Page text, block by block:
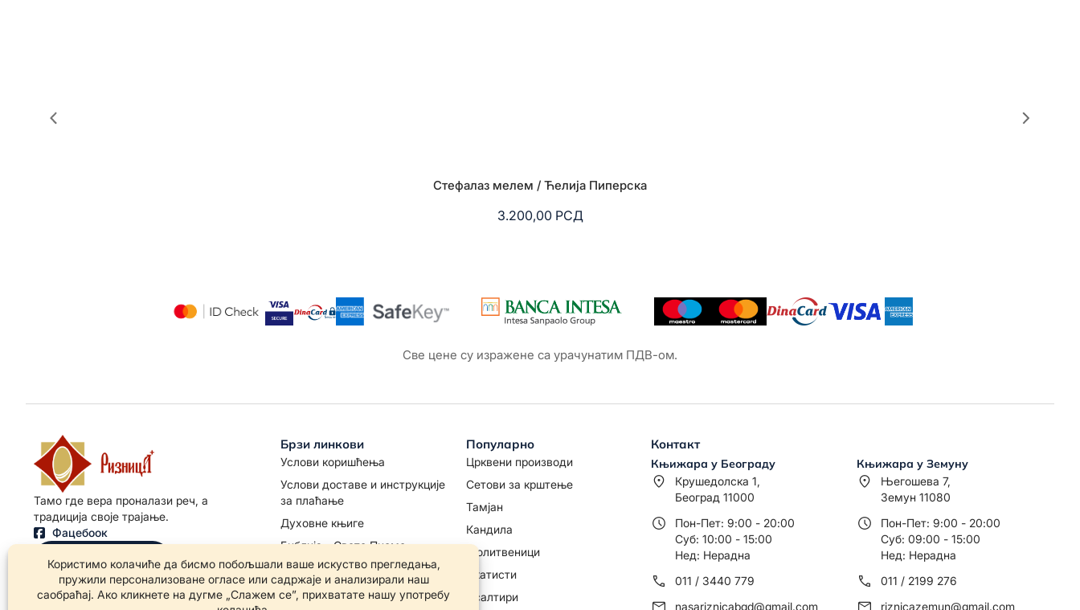
Стефалаз мелем / Ћелија Пиперска
3.200,00 РСД
Све цене су изражене са урачунатим ПДВ-ом.
Тамо где вера проналази реч, а
традиција своје трајање.
Фацебоок
Позовите нас
Брзи линкови
Услови коришћења
Услови доставе и инструкције
за плаћање
Духовне књиге
Библија - Свето Писмо
Иконе
Иконе Богородице
Популарно
Црквени производи
Сетови за крштење
Тамјан
Кандила
Молитвеници
Акатисти
Псалтири
Контакт
Књижара у Београду
Крушедолска 1,
Београд 11000
Пон-Пет: 9:00 - 20:00
Суб: 10:00 - 15:00
Нед: Нерадна
011 / 3440 779
nasariznicabgd@gmail.com
Књижара у Земуну
Његошева 7,
Земун 11080
Пон-Пет: 9:00 - 20:00
Суб: 09:00 - 15:00
Нед: Нерадна
011 / 2199 276
riznicazemun@gmail.com